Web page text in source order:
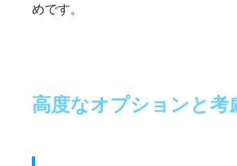
めです。
高度なオプションと考